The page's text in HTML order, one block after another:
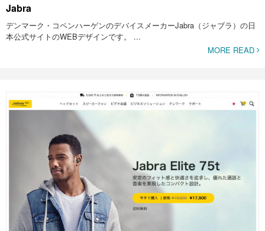
Jabra
デンマーク・コペンハーゲンのデバイスメーカーJabra（ジャブラ）の日
本公式サイトのWEBデザインです。 ...
MORE READ